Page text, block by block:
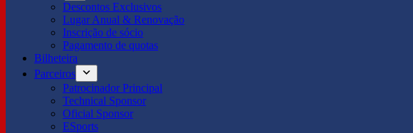
Descontos Exclusivos
Lugar Anual & Renovação
Inscrição de sócio
Pagamento de quotas
Bilheteira
Parceiros
Patrocinador Principal
Technical Sponsor
Oficial Sponsor
ESports